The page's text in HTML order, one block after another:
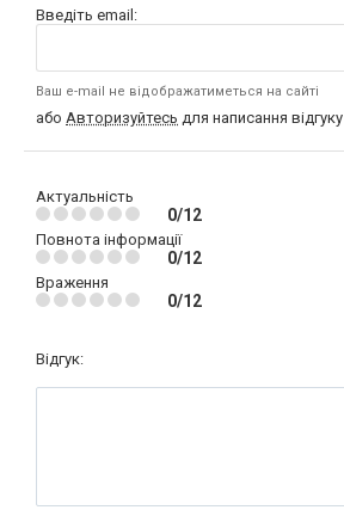
Введіть email:
Ваш e-mail не відображатиметься на сайті
або Авторизуйтесь для написання відгуку
Актуальність
0/12
Повнота інформації
0/12
Враження
0/12
Відгук: